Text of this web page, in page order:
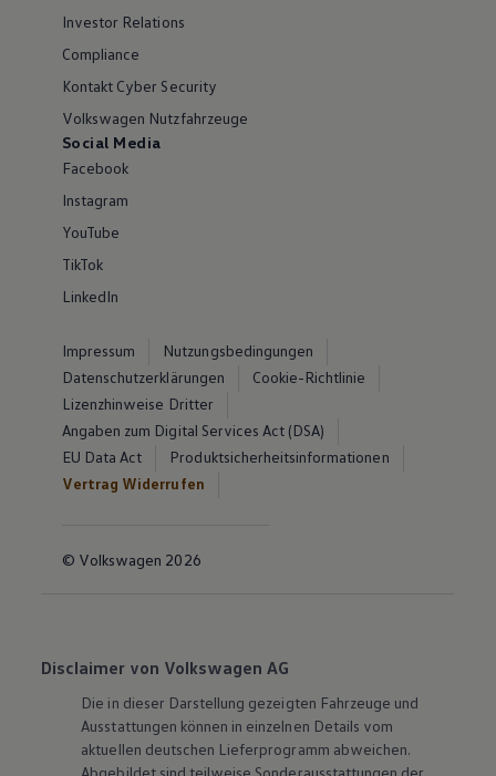
Investor Relations
Compliance
Kontakt Cyber Security
Volkswagen Nutzfahrzeuge
Social Media
Facebook
Instagram
YouTube
TikTok
LinkedIn
Impressum
Nutzungsbedingungen
Datenschutzerklärungen
Cookie-Richtlinie
Lizenzhinweise Dritter
Angaben zum Digital Services Act (DSA)
EU Data Act
Produktsicherheitsinformationen
Vertrag Widerrufen
© Volkswagen 2026
Disclaimer von Volkswagen AG
Die in dieser Darstellung gezeigten Fahrzeuge und
Ausstattungen können in einzelnen Details vom
aktuellen deutschen Lieferprogramm abweichen.